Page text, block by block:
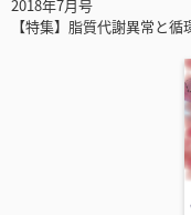
2018年7月号
【特集】脂質代謝異常と循